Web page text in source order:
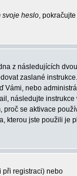
svoje heslo,
z následujících
zaslané instrukce.
Vámi, nebo
následujte instrukce
proč se aktivace
kterou jste použili je
při registraci) nebo